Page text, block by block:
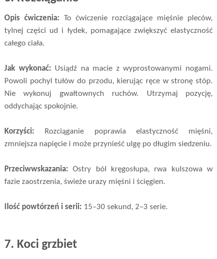
Opis ćwiczenia: To ćwiczenie rozciągające mięśnie pleców,
tylnej części ud i łydek, pomagające zwiększyć elastyczność
całego ciała.
Jak wykonać: Usiądź na macie z wyprostowanymi nogami.
Powoli pochyl tułów do przodu, kierując ręce w stronę stóp.
Nie wykonuj gwałtownych ruchów. Utrzymaj pozycję,
oddychając spokojnie.
Korzyści: Rozciąganie poprawia elastyczność mięśni,
zmniejsza napięcie i może przynieść ulgę po długim siedzeniu.
Przeciwwskazania: Ostry ból kręgosłupa, rwa kulszowa w
fazie zaostrzenia, świeże urazy mięśni i ścięgien.
Ilość powtórzeń i serii: 15–30 sekund, 2–3 serie.
7. Koci grzbiet